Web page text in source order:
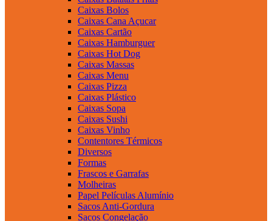
Caixas Bolos
Caixas Cana Açucar
Caixas Cartão
Caixas Hamburguer
Caixas Hot Dog
Caixas Massas
Caixas Menu
Caixas Pizza
Caixas Plástico
Caixas Sopa
Caixas Sushi
Caixas Vinho
Contentores Térmicos
Diversos
Formas
Frascos e Garrafas
Molheiras
Papel Películas Alumínio
Sacos Anti-Gordura
Sacos Congelação